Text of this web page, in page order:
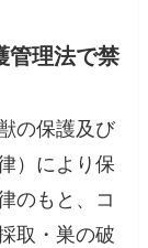
管理法で禁
の保護及び
）により保
のもと、コ
取・巣の破